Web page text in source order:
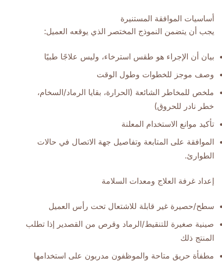
أساسيات الموافقة المستنيرة
يجب أن يتضمن النموذج المختصر الذي يوقعه العميل:
بيان أن الإجراء هو طقس استرخاء، وليس علاجًا طبيًا
وصف موجز للخطوات وطول الوقت
ملخص للمخاطر الشائعة (الحرارة، بقايا الرماد/السخام،
خطر نادر للحروق)
تأكيد موانع الاستخدام المعلنة
الموافقة على المتابعة وتفاصيل جهة الاتصال في حالات
الطوارئ.
إعداد غرفة العلاج ومعدات السلامة
سطح/حصيرة غير قابلة للاشتعال تحت رأس العميل
صينية صغيرة للتنقيط/الرماد وقرص من القصدير إذا تطلب
المنتج ذلك
مطفأة حريق متاحة والموظفون مدربون على استخدامها